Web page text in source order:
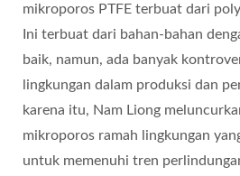
mikroporos PTFE terbuat dari
Ini terbuat dari bahan-bahan
baik, namun, ada banyak
lingkungan dalam produksi dan
karena itu, Nam Liong
mikroporos ramah lingkungan
untuk memenuhi tren